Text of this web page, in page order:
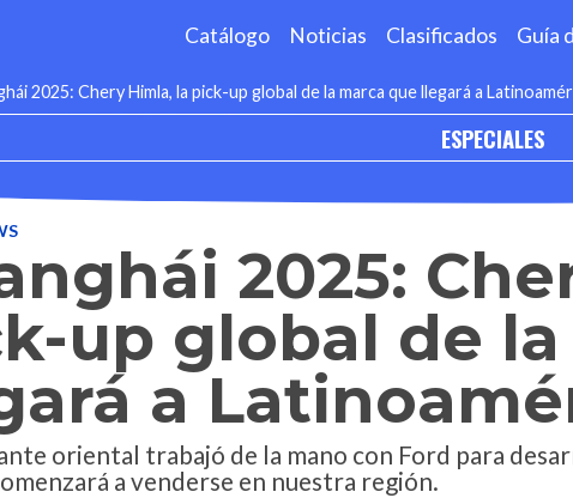
Catálogo Noticias Clasificados Guía
2025: Chery Himla, la pick-up global de la marca que llegará a
ESPECIALES
2025:
up global de
a
oriental trabajó de la mano con Ford para
a venderse en nuestra región.